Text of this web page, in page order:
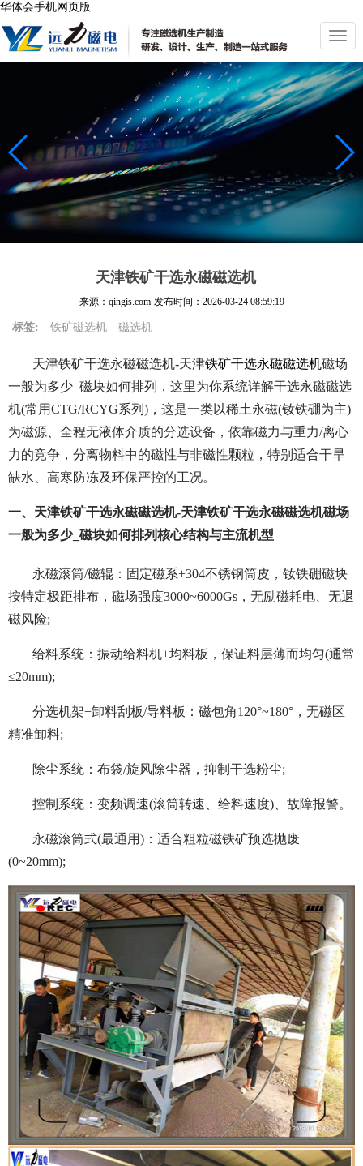
华体会手机网页版
切
换
导
航
天津铁矿干选永磁磁选机
来源：qingis.com 发布时间： 2026-03-24 08:59:19
标签: 铁矿磁选机 磁选机
天津铁矿干选永磁磁选机-天津铁矿干选永磁磁选机磁场
一般为多少_磁块如何排列，这里为你系统详解干选永磁磁选
机(常用CTG/RCYG系列)，这是一类以稀土永磁(钕铁硼为主)
为磁源、全程无液体介质的分选设备，依靠磁力与重力/离心
力的竞争，分离物料中的磁性与非磁性颗粒，特别适合干旱
缺水、高寒防冻及环保严控的工况。
一、天津铁矿干选永磁磁选机-天津铁矿干选永磁磁选机磁场
一般为多少_磁块如何排列核心结构与主流机型
永磁滚筒/磁辊：固定磁系+304不锈钢筒皮，钕铁硼磁块
按特定极距排布，磁场强度3000~6000Gs，无励磁耗电、无退
磁风险;
给料系统：振动给料机+均料板，保证料层薄而均匀(通常
≤20mm);
分选机架+卸料刮板/导料板：磁包角120°~180°，无磁区
精准卸料;
除尘系统：布袋/旋风除尘器，抑制干选粉尘;
控制系统：变频调速(滚筒转速、给料速度)、故障报警。
永磁滚筒式(最通用)：适合粗粒磁铁矿预选抛废
(0~20mm);